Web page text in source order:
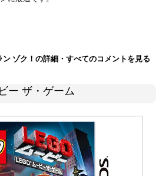
ン ゾク！の詳細・すべてのコメントを見る
ー ザ・ゲーム